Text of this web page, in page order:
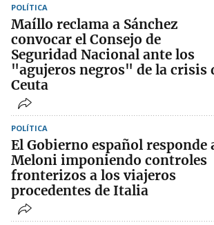
POLÍTICA
Maíllo reclama a Sánchez
convocar el Consejo de
Seguridad Nacional ante los
"agujeros negros" de la crisis
Ceuta
POLÍTICA
El Gobierno español responde
Meloni imponiendo controles
fronterizos a los viajeros
procedentes de Italia